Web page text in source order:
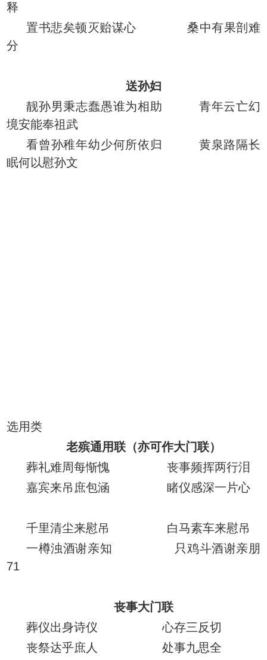
释
置书悲矣顿灭贻谋心 桑中有果剖难
分
送孙妇
靓孙男秉志蠢愚谁为相助 青年云亡幻
境安能奉祖武
看曾孙稚年幼少何所依归 黄泉路隔长
眠何以慰孙文
选用类
老殡通用联（亦可作大门联）
葬礼难周每惭愧 丧事频挥两行泪
嘉宾来吊庶包涵 睹仪感深一片心
千里清尘来慰吊 白马素车来慰吊
一樽浊酒谢亲知 只鸡斗酒谢亲朋
71
丧事大门联
葬仪出身诗仪 心存三反切
丧祭达乎庶人 处事九思全